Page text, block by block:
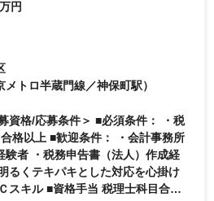
円
メトロ半蔵門線／神保町駅）
資格/応募条件＞ ■必須条件： ・税
件： ・会計事務所
験者 ・税務申告書（法人）作成経
るくテキパキとした対応を心掛け
当 税理士科目合